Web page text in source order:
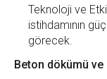
Teknoloji ve
istihdamının
görecek.
Beton dökümü ve